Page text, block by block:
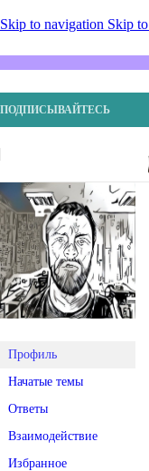
Skip to navigation Skip
ПОДПИСЫВАЙТЕСЬ
Профиль
Начатые темы
Ответы
Взаимодействие
Избранное